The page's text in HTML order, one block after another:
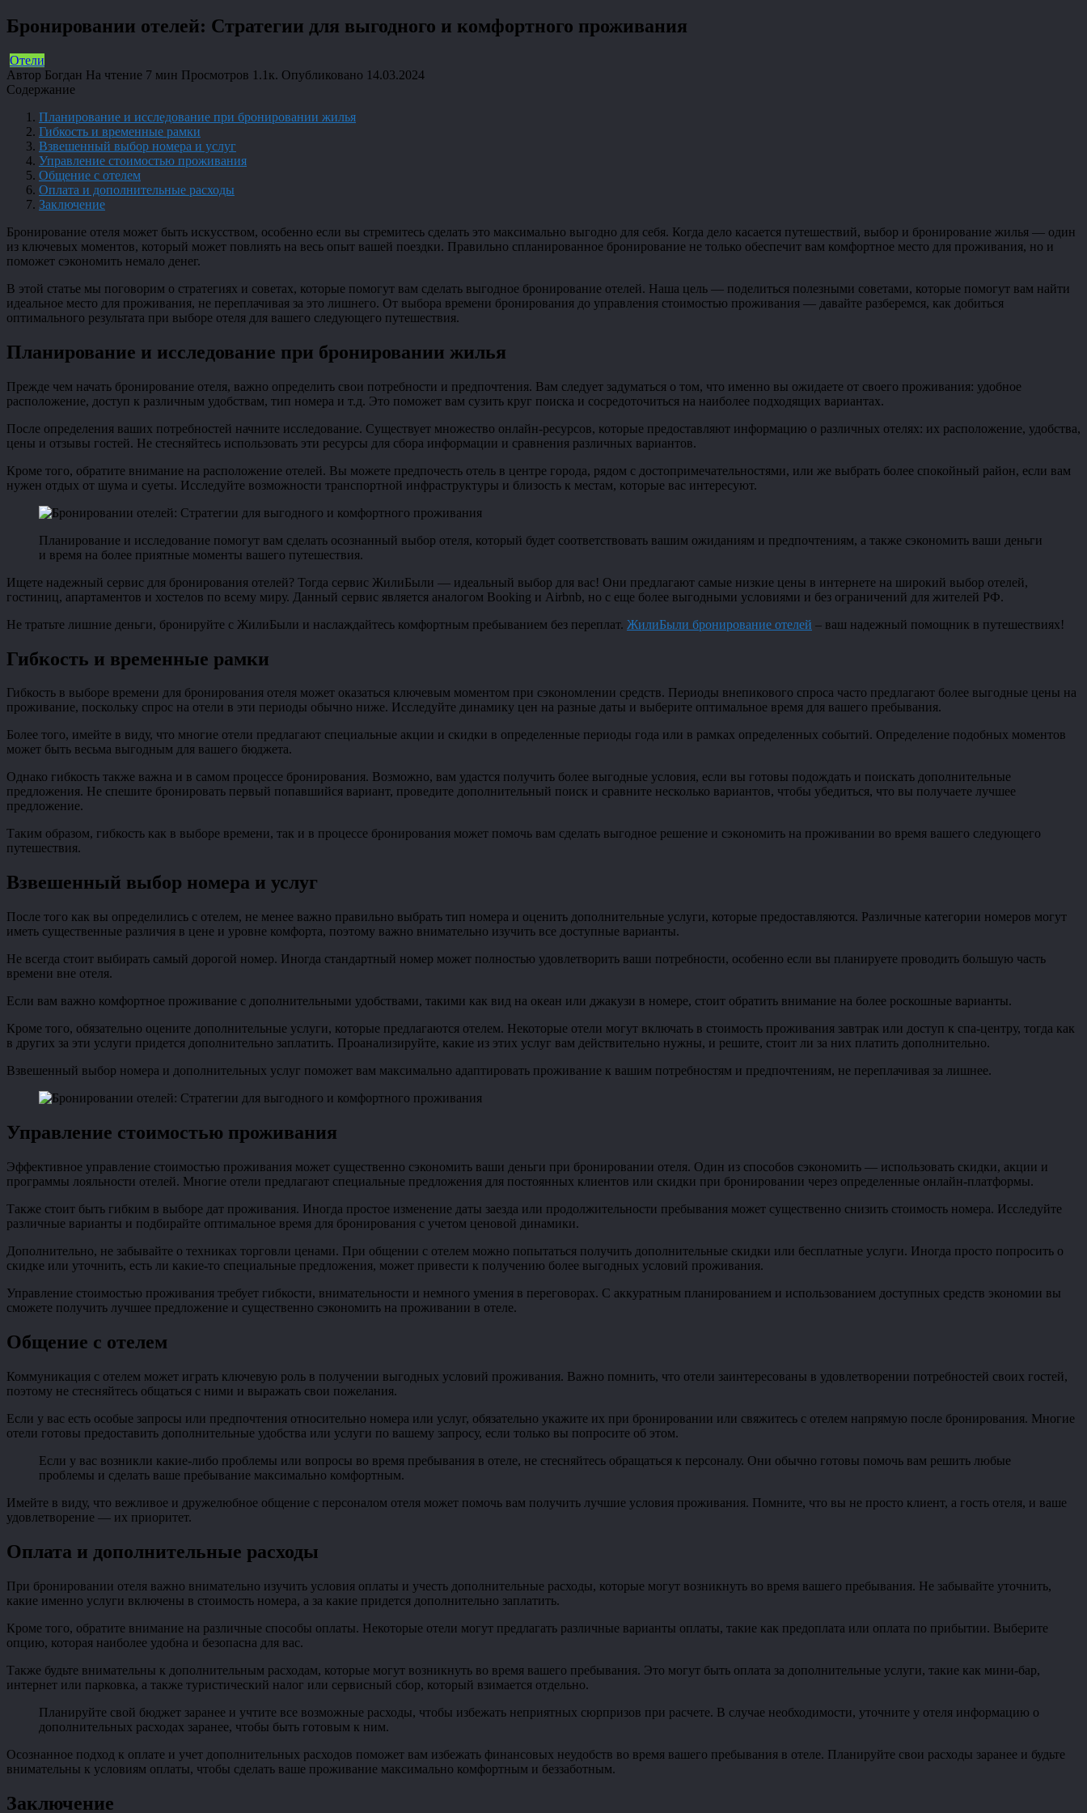
Бронировании отелей: Стратегии для выгодного и комфортного проживания
Отели
Автор Богдан На чтение 7 мин Просмотров 1.1к. Опубликовано 14.03.2024
Содержание
Планирование и исследование при бронировании жилья
Гибкость и временные рамки
Взвешенный выбор номера и услуг
Управление стоимостью проживания
Общение с отелем
Оплата и дополнительные расходы
Заключение
Бронирование отеля может быть искусством, особенно если вы стремитесь сделать это максимально выгодно для себя. Когда дело касается путешествий, выбор и бронирование жилья — один
из ключевых моментов, который может повлиять на весь опыт вашей поездки. Правильно спланированное бронирование не только обеспечит вам комфортное место для проживания, но и
поможет сэкономить немало денег.
В этой статье мы поговорим о стратегиях и советах, которые помогут вам сделать выгодное бронирование отелей. Наша цель — поделиться полезными советами, которые помогут вам найти
идеальное место для проживания, не переплачивая за это лишнего. От выбора времени бронирования до управления стоимостью проживания — давайте разберемся, как добиться
оптимального результата при выборе отеля для вашего следующего путешествия.
Планирование и исследование при бронировании жилья
Прежде чем начать бронирование отеля, важно определить свои потребности и предпочтения. Вам следует задуматься о том, что именно вы ожидаете от своего проживания: удобное
расположение, доступ к различным удобствам, тип номера и т.д. Это поможет вам сузить круг поиска и сосредоточиться на наиболее подходящих вариантах.
После определения ваших потребностей начните исследование. Существует множество онлайн-ресурсов, которые предоставляют информацию о различных отелях: их расположение, удобства,
цены и отзывы гостей. Не стесняйтесь использовать эти ресурсы для сбора информации и сравнения различных вариантов.
Кроме того, обратите внимание на расположение отелей. Вы можете предпочесть отель в центре города, рядом с достопримечательностями, или же выбрать более спокойный район, если вам
нужен отдых от шума и суеты. Исследуйте возможности транспортной инфраструктуры и близость к местам, которые вас интересуют.
Планирование и исследование помогут вам сделать осознанный выбор отеля, который будет соответствовать вашим ожиданиям и предпочтениям, а также сэкономить ваши деньги
и время на более приятные моменты вашего путешествия.
Ищете надежный сервис для бронирования отелей? Тогда сервис ЖилиБыли — идеальный выбор для вас! Они предлагают самые низкие цены в интернете на широкий выбор отелей,
гостиниц, апартаментов и хостелов по всему миру. Данный сервис является аналогом Booking и Airbnb, но с еще более выгодными условиями и без ограничений для жителей РФ.
Не тратьте лишние деньги, бронируйте с ЖилиБыли и наслаждайтесь комфортным пребыванием без переплат. ЖилиБыли бронирование отелей – ваш надежный помощник в путешествиях!
Гибкость и временные рамки
Гибкость в выборе времени для бронирования отеля может оказаться ключевым моментом при сэкономлении средств. Периоды внепикового спроса часто предлагают более выгодные цены на
проживание, поскольку спрос на отели в эти периоды обычно ниже. Исследуйте динамику цен на разные даты и выберите оптимальное время для вашего пребывания.
Более того, имейте в виду, что многие отели предлагают специальные акции и скидки в определенные периоды года или в рамках определенных событий. Определение подобных моментов
может быть весьма выгодным для вашего бюджета.
Однако гибкость также важна и в самом процессе бронирования. Возможно, вам удастся получить более выгодные условия, если вы готовы подождать и поискать дополнительные
предложения. Не спешите бронировать первый попавшийся вариант, проведите дополнительный поиск и сравните несколько вариантов, чтобы убедиться, что вы получаете лучшее
предложение.
Таким образом, гибкость как в выборе времени, так и в процессе бронирования может помочь вам сделать выгодное решение и сэкономить на проживании во время вашего следующего
путешествия.
Взвешенный выбор номера и услуг
После того как вы определились с отелем, не менее важно правильно выбрать тип номера и оценить дополнительные услуги, которые предоставляются. Различные категории номеров могут
иметь существенные различия в цене и уровне комфорта, поэтому важно внимательно изучить все доступные варианты.
Не всегда стоит выбирать самый дорогой номер. Иногда стандартный номер может полностью удовлетворить ваши потребности, особенно если вы планируете проводить большую часть
времени вне отеля.
Если вам важно комфортное проживание с дополнительными удобствами, такими как вид на океан или джакузи в номере, стоит обратить внимание на более роскошные варианты.
Кроме того, обязательно оцените дополнительные услуги, которые предлагаются отелем. Некоторые отели могут включать в стоимость проживания завтрак или доступ к спа-центру, тогда как
в других за эти услуги придется дополнительно заплатить. Проанализируйте, какие из этих услуг вам действительно нужны, и решите, стоит ли за них платить дополнительно.
Взвешенный выбор номера и дополнительных услуг поможет вам максимально адаптировать проживание к вашим потребностям и предпочтениям, не переплачивая за лишнее.
Управление стоимостью проживания
Эффективное управление стоимостью проживания может существенно сэкономить ваши деньги при бронировании отеля. Один из способов сэкономить — использовать скидки, акции и
программы лояльности отелей. Многие отели предлагают специальные предложения для постоянных клиентов или скидки при бронировании через определенные онлайн-платформы.
Также стоит быть гибким в выборе дат проживания. Иногда простое изменение даты заезда или продолжительности пребывания может существенно снизить стоимость номера. Исследуйте
различные варианты и подбирайте оптимальное время для бронирования с учетом ценовой динамики.
Дополнительно, не забывайте о техниках торговли ценами. При общении с отелем можно попытаться получить дополнительные скидки или бесплатные услуги. Иногда просто попросить о
скидке или уточнить, есть ли какие-то специальные предложения, может привести к получению более выгодных условий проживания.
Управление стоимостью проживания требует гибкости, внимательности и немного умения в переговорах. С аккуратным планированием и использованием доступных средств экономии вы
сможете получить лучшее предложение и существенно сэкономить на проживании в отеле.
Общение с отелем
Коммуникация с отелем может играть ключевую роль в получении выгодных условий проживания. Важно помнить, что отели заинтересованы в удовлетворении потребностей своих гостей,
поэтому не стесняйтесь общаться с ними и выражать свои пожелания.
Если у вас есть особые запросы или предпочтения относительно номера или услуг, обязательно укажите их при бронировании или свяжитесь с отелем напрямую после бронирования. Многие
отели готовы предоставить дополнительные удобства или услуги по вашему запросу, если только вы попросите об этом.
Если у вас возникли какие-либо проблемы или вопросы во время пребывания в отеле, не стесняйтесь обращаться к персоналу. Они обычно готовы помочь вам решить любые
проблемы и сделать ваше пребывание максимально комфортным.
Имейте в виду, что вежливое и дружелюбное общение с персоналом отеля может помочь вам получить лучшие условия проживания. Помните, что вы не просто клиент, а гость отеля, и ваше
удовлетворение — их приоритет.
Оплата и дополнительные расходы
При бронировании отеля важно внимательно изучить условия оплаты и учесть дополнительные расходы, которые могут возникнуть во время вашего пребывания. Не забывайте уточнить,
какие именно услуги включены в стоимость номера, а за какие придется дополнительно заплатить.
Кроме того, обратите внимание на различные способы оплаты. Некоторые отели могут предлагать различные варианты оплаты, такие как предоплата или оплата по прибытии. Выберите
опцию, которая наиболее удобна и безопасна для вас.
Также будьте внимательны к дополнительным расходам, которые могут возникнуть во время вашего пребывания. Это могут быть оплата за дополнительные услуги, такие как мини-бар,
интернет или парковка, а также туристический налог или сервисный сбор, который взимается отдельно.
Планируйте свой бюджет заранее и учтите все возможные расходы, чтобы избежать неприятных сюрпризов при расчете. В случае необходимости, уточните у отеля информацию о
дополнительных расходах заранее, чтобы быть готовым к ним.
Осознанное подход к оплате и учет дополнительных расходов поможет вам избежать финансовых неудобств во время вашего пребывания в отеле. Планируйте свои расходы заранее и будьте
внимательны к условиям оплаты, чтобы сделать ваше проживание максимально комфортным и беззаботным.
Заключение